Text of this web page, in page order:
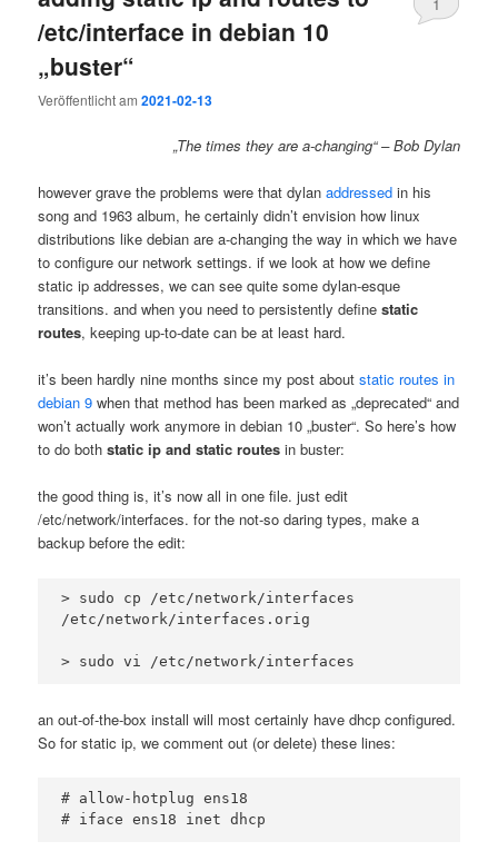
/etc/interface in debian 10
„buster“
Veröffentlicht am2021-02-13
„The times they are a-changing“ – Bob Dylan
however grave the problems were that dylanaddressed in his
song and 1963 album, he certainly didn’t envision how linux
distributions like debian are a-changing the way in which we have
to configure our network settings. if we look at how we define
static ip addresses, we can see quite some dylan-esque
transitions. and when you need to persistently definestatic
routes, keeping up-to-date can be at least hard.
it’s been hardly nine months since my post aboutstatic routes in
debian 9 when that method has been marked as „deprecated“ and
won’t actually work anymore in debian 10 „buster“. So here’s how
to do bothstatic ip and static routes in buster:
the good thing is, it’s now all in one file. just edit
/etc/network/interfaces. for the not-so daring types, make a
backup before the edit:
> sudo cp /etc/network/interfaces
/etc/network/interfaces.orig
> sudo vi /etc/network/interfaces
an out-of-the-box install will most certainly have dhcp configured.
So for static ip, we comment out (or delete) these lines:
# allow-hotplug ens18
# iface ens18 inet dhcp